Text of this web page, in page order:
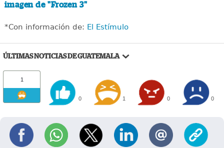
imagen de "Frozen 3"
*Con información de: El Estímulo
ÚLTIMAS NOTICIAS DE GUATEMALA
1
0 1 0 0